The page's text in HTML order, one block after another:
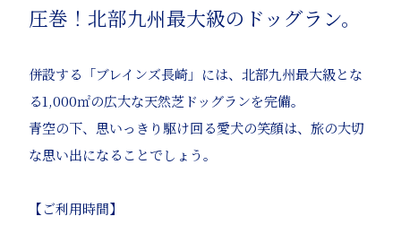
圧巻！北部九州最大級のドッグラン。
併設する「ブレインズ長崎」には、北部九州最大級とな
る1,000㎡の広大な天然芝ドッグランを完備。
青空の下、思いっきり駆け回る愛犬の笑顔は、旅の大切
な思い出になることでしょう。
【ご利用時間】